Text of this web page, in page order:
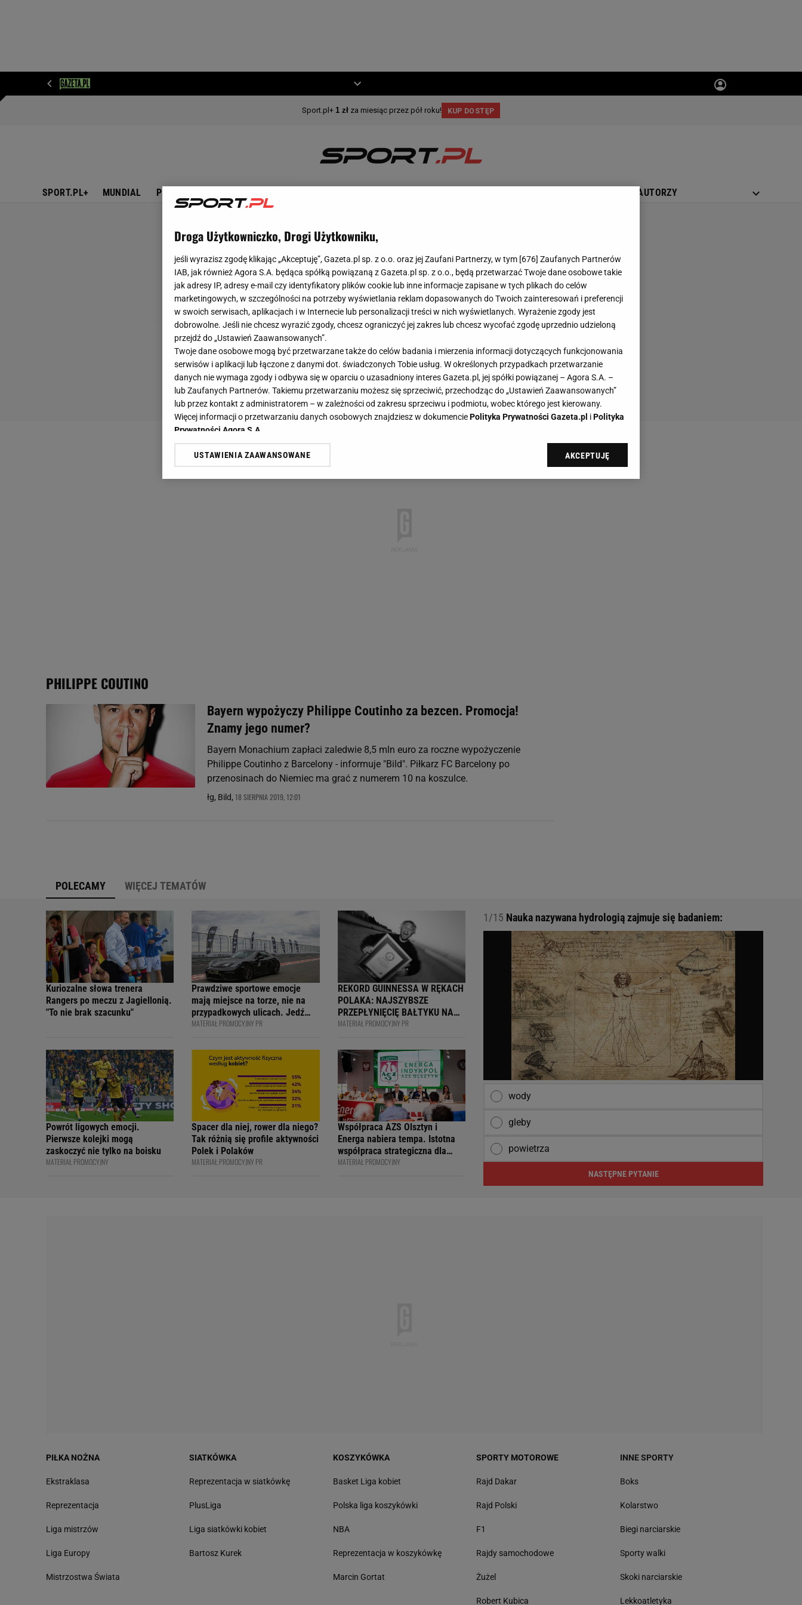
SPORT.PL+ MUNDIAL PIŁKA NOŻNA AUTORZY
PHILIPPE COUTINO
Bayern wypożyczy Philippe Coutinho za bezcen. Promocja!
Znamy jego numer?
Bayern Monachium zapłaci zaledwie 8,5 mln euro za roczne wypożyczenie
Philippe Coutinho z Barcelony - informuje "Bild". Piłkarz FC Barcelony po
przenosinach do Niemiec ma grać z numerem 10 na koszulce.
łg, Bild, 18 SIERPNIA 2019, 12:01
POLECAMY WIĘCEJ TEMATÓW
Kuriozalne słowa trenera
Rangers po meczu z Jagiellonią.
"To nie brak szacunku"
Prawdziwe sportowe emocje
mają miejsce na torze, nie na
przypadkowych ulicach. Jedź
bezpiecznie - apelują
internetowi twórcy na 4F Racing
Academy
MATERIAŁ PROMOCYJNY PR
REKORD GUINNESSA W RĘKACH
POLAKA: NAJSZYBSZE
PRZEPŁYNIĘCIĘ BAŁTYKU NA
DESCE WINDSURFINGOWEJ -
KSIĘGI
MATERIAŁ PROMOCYJNY PR
Powrót ligowych emocji.
Pierwsze kolejki mogą
zaskoczyć nie tylko na boisku
MATERIAŁ PROMOCYJNY
Spacer dla niej, rower dla niego?
Tak różnią się profile aktywności
Polek i Polaków
MATERIAŁ PROMOCYJNY PR
Współpraca AZS Olsztyn i
Energa nabiera tempa. Istotna
współpraca strategiczna dla
siatkarskiego klubu i marki
MATERIAŁ PROMOCYJNY
1/15 Nauka nazywana hydrologią zajmuje się badaniem:
wody
gleby
powietrza
NASTĘPNE PYTANIE
PIŁKA NOŻNA
Ekstraklasa
Reprezentacja
Liga mistrzów
Liga Europy
Mistrzostwa Świata
SIATKÓWKA
Reprezentacja w siatkówkę
PlusLiga
Liga siatkówki kobiet
Bartosz Kurek
KOSZYKÓWKA
Basket Liga kobiet
Polska liga koszykówki
NBA
Reprezentacja w koszykówkę
Marcin Gortat
SPORTY MOTOROWE
Rajd Dakar
Rajd Polski
F1
Rajdy samochodowe
Żużel
Robert Kubica
INNE SPORTY
Boks
Kolarstwo
Biegi narciarskie
Sporty walki
Skoki narciarskie
Lekkoatletyka
Droga Użytkowniczko, Drogi Użytkowniku,
jeśli wyrazisz zgodę klikając „Akceptuję”, Gazeta.pl sp. z o.o. oraz jej Zaufani Partnerzy, w tym [676] Zaufanych Partnerów
IAB, jak również Agora S.A. będąca spółką powiązaną z Gazeta.pl sp. z o.o., będą przetwarzać Twoje dane osobowe takie
jak adresy IP, adresy e-mail czy identyfikatory plików cookie lub inne informacje zapisane w tych plikach do celów
marketingowych, w szczególności na potrzeby wyświetlania reklam dopasowanych do Twoich zainteresowań i preferencji
w swoich serwisach, aplikacjach i w Internecie lub personalizacji treści w nich wyświetlanych. Wyrażenie zgody jest
dobrowolne. Jeśli nie chcesz wyrazić zgody, chcesz ograniczyć jej zakres lub chcesz wycofać zgodę uprzednio udzieloną
przejdź do „Ustawień Zaawansowanych”.
Twoje dane osobowe mogą być przetwarzane także do celów badania i mierzenia informacji dotyczących funkcjonowania
serwisów i aplikacji lub łączone z danymi dot. świadczonych Tobie usług. W określonych przypadkach przetwarzanie
danych nie wymaga zgody i odbywa się w oparciu o uzasadniony interes Gazeta.pl, jej spółki powiązanej – Agora S.A. –
lub Zaufanych Partnerów. Takiemu przetwarzaniu możesz się sprzeciwić, przechodząc do „Ustawień Zaawansowanych”
lub przez kontakt z administratorem – w zależności od zakresu sprzeciwu i podmiotu, wobec którego jest kierowany.
Więcej informacji o przetwarzaniu danych osobowych znajdziesz w dokumenciePolityka Prywatności Gazeta.pl iPolityka
Prywatności Agora S.A.
Klikając „Akceptuję” wyrażasz też zgodę na zainstalowanie i przechowywanie plików cookie Gazeta.pl sp. z o.o., jej
Zaufanych Partnerów i Agora S.A. na Twoim urządzeniu końcowym. Możesz w każdej chwili zmienić swoje preferencje
USTAWIENIA ZAAWANSOWANE AKCEPTUJĘ